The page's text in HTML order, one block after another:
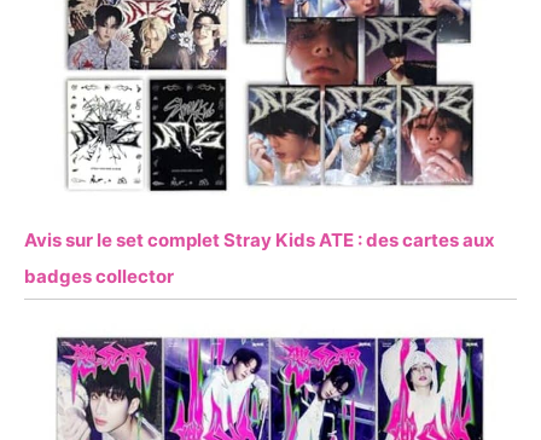
Avis sur le set complet Stray Kids ATE : des cartes aux
badges collector